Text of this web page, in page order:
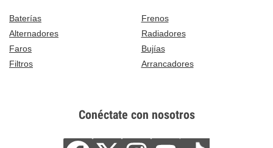
Baterías
Frenos
Alternadores
Radiadores
Faros
Bujías
Filtros
Arrancadores
Conéctate con nosotros